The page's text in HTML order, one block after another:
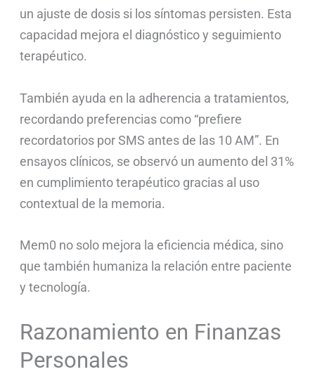
un ajuste de dosis si los síntomas persisten. Esta
capacidad mejora el diagnóstico y seguimiento
terapéutico.
También ayuda en la adherencia a tratamientos,
recordando preferencias como “prefiere
recordatorios por SMS antes de las 10 AM”. En
ensayos clínicos, se observó un aumento del 31%
en cumplimiento terapéutico gracias al uso
contextual de la memoria.
Mem0 no solo mejora la eficiencia médica, sino
que también humaniza la relación entre paciente
y tecnología.
Razonamiento en Finanzas
Personales